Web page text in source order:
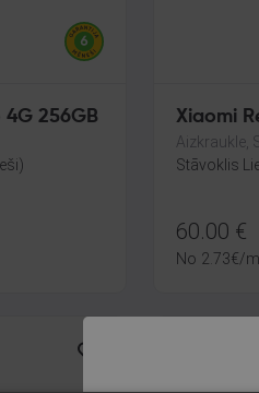
4G 256GB Xiaomi
Aizkraukle,
Stāvoklis
60.00 €
No 2.73€/